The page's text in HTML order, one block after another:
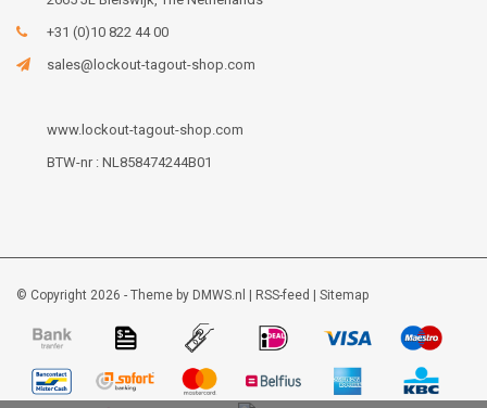
+31 (0)10 822 44 00
sales@lockout-tagout-shop.com
www.lockout-tagout-shop.com
BTW-nr : NL858474244B01
© Copyright 2026 - Theme by DMWS.nl RSS-feed Sitemap